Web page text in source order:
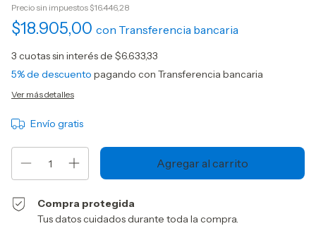
Precio sin impuestos $16.446,28
$18.905,00 con Transferencia bancaria
3 cuotas sin interés de $6.633,33
5% de descuento pagando con Transferencia bancaria
Ver más detalles
Envío gratis
Compra protegida
Tus datos cuidados durante toda la compra.